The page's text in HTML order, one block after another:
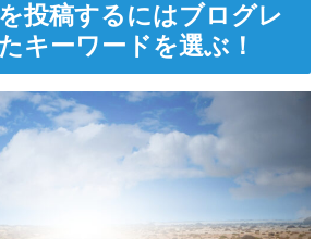
投稿するにはブログレ
キーワードを選ぶ！